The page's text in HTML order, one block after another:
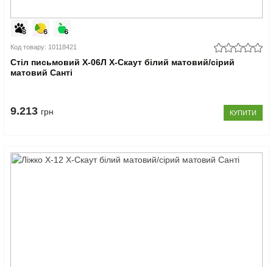
Код товару: 10118421
Стіл письмовий Х-06Л X-Скаут білий матовий/сірий
матовий Санті
9.213 грн КУПИТИ